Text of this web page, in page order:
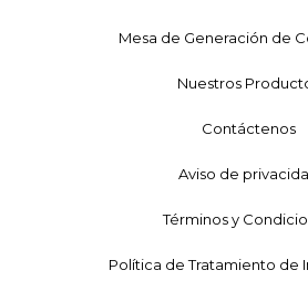
Mesa de Generación de
Nuestros
Contáctenos
Aviso de
Términos y
Política de Tratamiento de